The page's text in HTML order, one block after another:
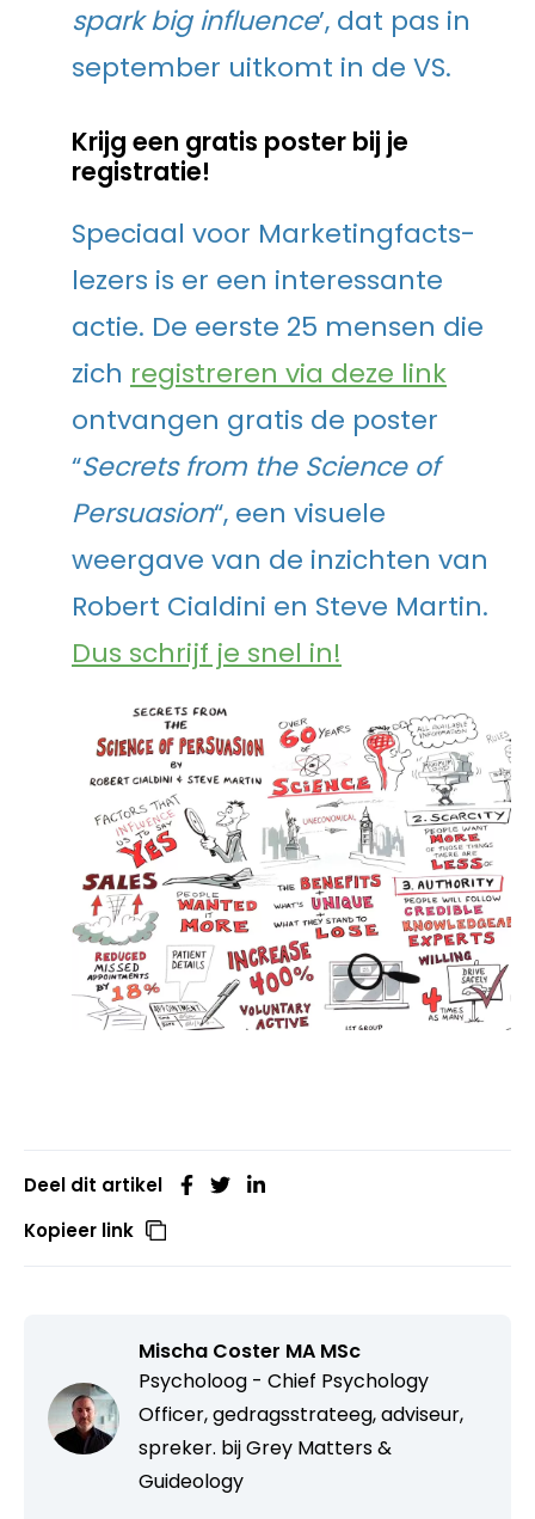
spark big influence’, dat pas in
september uitkomt in de VS.
Krijg een gratis poster bij je
registratie!
Speciaal voor Marketingfacts-
lezers is er een interessante
actie. De eerste 25 mensen die
zich registreren via deze link
ontvangen gratis de poster
“Secrets from the Science of
Persuasion“, een visuele
weergave van de inzichten van
Robert Cialdini en Steve Martin.
Dus schrijf je snel in!
Deel dit artikel
Kopieer link
Mischa Coster MA MSc
Psycholoog - Chief Psychology
Officer, gedragsstrateeg, adviseur,
spreker. bijGrey Matters &
Guideology